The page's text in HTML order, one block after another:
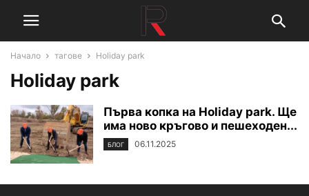
Начало тагове Holiday park
Holiday park
Първа копка на Holiday park. Ще
има ново кръгово и пешеходен...
БЛОГ 06.11.2025